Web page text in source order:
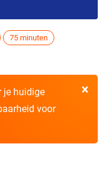
75 minuten
×
je huidige
voor